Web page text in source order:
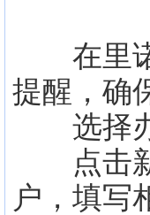
在里诺
提醒，确
选择办
点击新
户，填写